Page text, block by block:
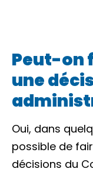
Peut-on
une
Oui, dans
possible de
décisions du